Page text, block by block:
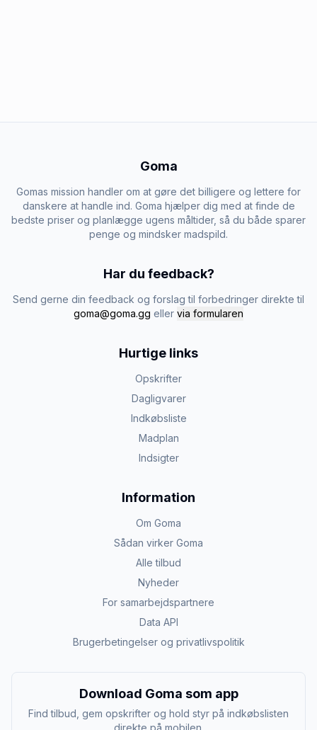
Goma
Gomas mission handler om at gøre det billigere og lettere for
danskere at handle ind. Goma hjælper dig med at finde de
bedste priser og planlægge ugens måltider, så du både sparer
penge og mindsker madspild.
Har du feedback?
Send gerne din feedback og forslag til forbedringer direkte til
goma@goma.gg eller via formularen
Hurtige links
Opskrifter
Dagligvarer
Indkøbsliste
Madplan
Indsigter
Information
Om Goma
Sådan virker Goma
Alle tilbud
Nyheder
For samarbejdspartnere
Data API
Brugerbetingelser og privatlivspolitik
Download Goma som app
Find tilbud, gem opskrifter og hold styr på indkøbslisten
direkte på mobilen.